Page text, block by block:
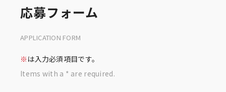
応募フォーム
APPLICATION FORM
※ は入力必須項目です。
Items with a * are required.